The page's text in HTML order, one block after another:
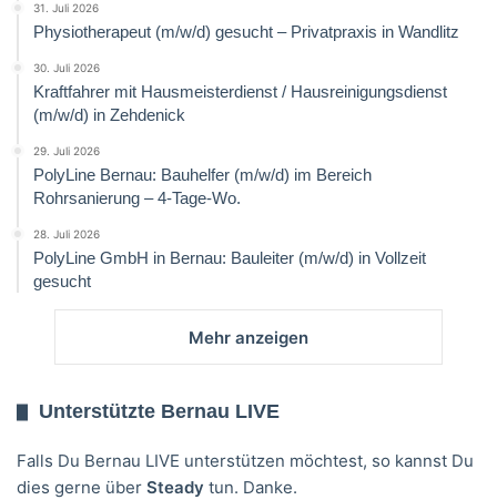
31. Juli 2026
Physiotherapeut (m/w/d) gesucht – Privatpraxis in Wandlitz
30. Juli 2026
Kraftfahrer mit Hausmeisterdienst / Hausreinigungsdienst
(m/w/d) in Zehdenick
29. Juli 2026
PolyLine Bernau: Bauhelfer (m/w/d) im Bereich
Rohrsanierung – 4-Tage-Wo.
28. Juli 2026
PolyLine GmbH in Bernau: Bauleiter (m/w/d) in Vollzeit
gesucht
Mehr anzeigen
Unterstützte Bernau LIVE
Falls Du Bernau LIVE unterstützen möchtest, so kannst Du
dies gerne über Steady tun. Danke.